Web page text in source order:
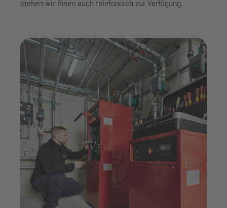
stehen wir Ihnen auch telefonisch zur Verfügung.